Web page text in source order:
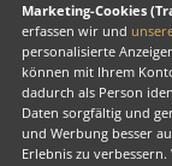
Marketing-Cookies
erfassen wir und
personalisierte
können mit Ihrem
dadurch als Person
Daten sorgfältig und
und Werbung besser
Erlebnis zu